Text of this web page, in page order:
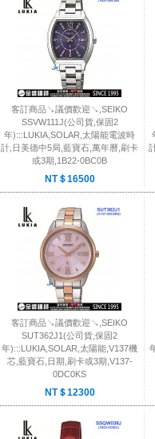
客訂商品↘議價歡迎↘,SEIKO
SSVW111J(公司貨,保固2
年):::LUKIA,SOLAR,太陽能電波時
計,日美德中5局,藍寶石,萬年曆,刷卡
或3期,1B22-0BC0B
NT＄16500
客訂商品↘議價歡迎↘,SEIKO
SUT362J1(公司貨,保固2
年):::LUKIA,SOLAR,太陽能,V137機
芯,藍寶石,日期,刷卡或3期,V137-
0DC0KS
NT＄12300